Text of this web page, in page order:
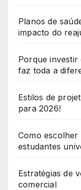
Planos de
impacto do
Porque
faz toda a
Estilos de
para 2026!
Como
estudantes
Estratégias de
comercial